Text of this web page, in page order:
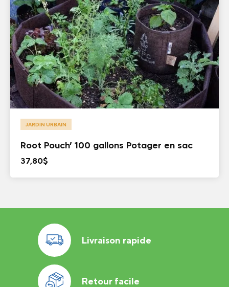
64,30$
JARDIN URBAIN
Root Pouch’ 100 gallons Potager en sac
37,80$
Livraison rapide
Retour facile